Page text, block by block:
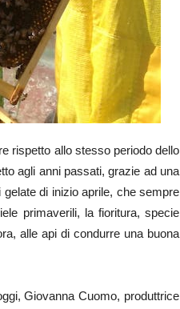
rispetto allo stesso periodo dello
agli anni passati, grazie ad una
di inizio aprile, che sempre
primaverili, la fioritura, specie
alle api di condurre una buona
Giovanna Cuomo, produttrice